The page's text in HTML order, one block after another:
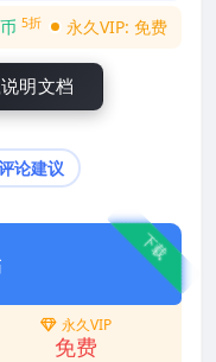
5折 永久VIP: 免费
明文档
论建议
下载
永久VIP
免费